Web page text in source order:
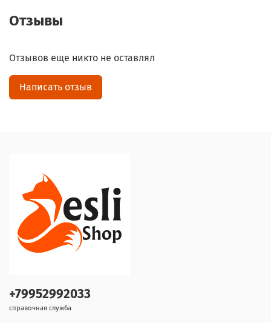
Отзывы
Отзывов еще никто не оставлял
Написать отзыв
+79952992033
справочная служба